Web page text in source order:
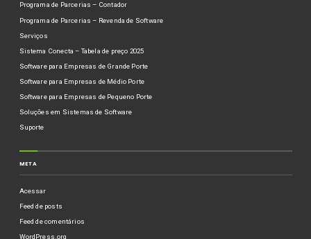
Programa de Parcerias – Contador
Programa de Parcerias – Revenda de Software
Serviços
Sistema Conecta – Tabela de preço 2025
Software para Empresas de Grande Porte
Software para Empresas de Médio Porte
Software para Empresas de Pequeno Porte
Soluções em Sistemas de Software
Suporte
META
Acessar
Feed de posts
Feed de comentários
WordPress.org